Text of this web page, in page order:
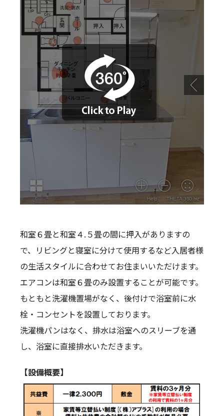
和室６畳と和室４.５畳の間に押入がありますの
で、リビングと寝室に分けて使用するなど入居者様
の生活スタイルに合わせてお住まいいただけます。
エアコンは和室６畳のみ設置することが可能です。
もともと洗濯機置場がなく、後付けで浴室前に水
栓・コンセントを設置しております。
洗濯機パンはなく、排水は浴室へのスリーブを通
し、浴室に直接排水いただきます。
【設備概要】